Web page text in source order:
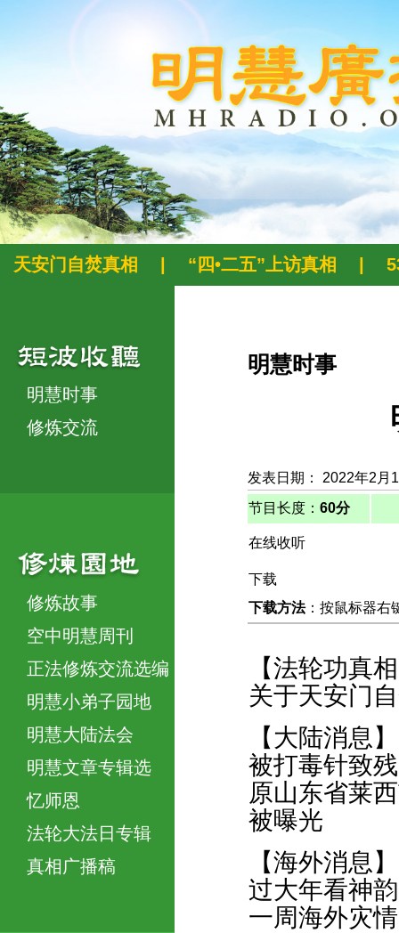
天安门自焚真相 “四•二五”上访真相
明慧时事
修炼交流
修炼故事
空中明慧周刊
正法修炼交流选编
明慧小弟子园地
明慧大陆法会
明慧文章专辑选
忆师恩
法轮大法日专辑
真相广播稿
明慧时事
发表日期： 2022年2月
节目长度： 60分
在线收听
下载
下载方法：按鼠标器右
【法轮功真
关于天安门
【大陆消息】
被打毒针致
原山东省莱
被曝光
【海外消息】
过大年看神
一周海外灾